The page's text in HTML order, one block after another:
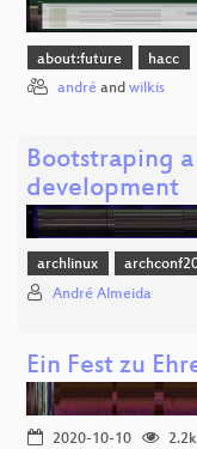
about:future hacc
andré and wilkis
Bootstraping
development
archlinux
André Almeida
Ein Fest zu
2020-10-10
2.2k